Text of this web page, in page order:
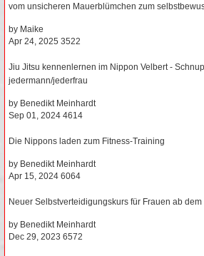
vom unsicheren Mauerblümchen zum
by Maike
Apr 24, 2025 3522
Jiu Jitsu kennenlernen im Nippon Velbert -
jedermann/jederfrau
by Benedikt Meinhardt
Sep 01, 2024 4614
Die Nippons laden zum Fitness-Training
by Benedikt Meinhardt
Apr 15, 2024 6064
Neuer Selbstverteidigungskurs für Frauen ab
by Benedikt Meinhardt
Dec 29, 2023 6572